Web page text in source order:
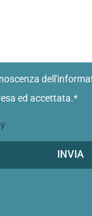
ed accettata.*
INVIA